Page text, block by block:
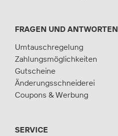
FRAGEN UND ANTWORTEN
Umtauschregelung
Zahlungsmöglichkeiten
Gutscheine
Änderungsschneiderei
Coupons & Werbung
SERVICE